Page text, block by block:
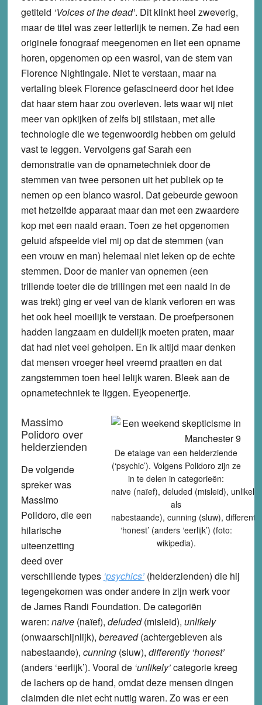
getiteld ‘Voices of the dead’. Dit klinkt heel zweverig,
maar de titel was zeer letterlijk te nemen. Ze had een
originele fonograaf meegenomen en liet een opname
horen, opgenomen op een wasrol, van de stem van
Florence Nightingale. Niet te verstaan, maar na
vertaling bleek Florence gefascineerd door het idee
dat haar stem haar zou overleven. Iets waar wij niet
meer van opkijken of zelfs bij stilstaan, met alle
technologie die we tegenwoordig hebben om geluid
vast te leggen. Vervolgens gaf Sarah een
demonstratie van de opnametechniek door de
stemmen van twee personen uit het publiek op te
nemen op een blanco wasrol. Dat gebeurde gewoon
met hetzelfde apparaat maar dan met een zwaardere
kop met een naald eraan. Toen ze het opgenomen
geluid afspeelde viel mij op dat de stemmen (van
een vrouw en man) helemaal niet leken op de echte
stemmen. Door de manier van opnemen (een
trillende toeter die de trillingen met een naald in de
was trekt) ging er veel van de klank verloren en was
het ook heel moeilijk te verstaan. De proefpersonen
hadden langzaam en duidelijk moeten praten, maar
dat had niet veel geholpen. En ik altijd maar denken
dat mensen vroeger heel vreemd praatten en dat
zangstemmen toen heel lelijk waren. Bleek aan de
opnametechniek te liggen. Eyeopenertje.
De etalage van een helderziende
(‘psychic’). Volgens Polidoro zijn ze
in te delen in categorieën:
naive (naïef), deluded (misleid),
als
nabestaande), cunning (sluw), differently
‘honest’ (anders ‘eerlijk’) (foto:
wikipedia).
Massimo
Polidoro over
helderzienden
De volgende
spreker was
Massimo
Polidoro, die een
hilarische
uiteenzetting
deed over
verschillende types ‘psychics’(helderzienden) die hij
tegengekomen was onder andere in zijn werk voor
de James Randi Foundation. De categoriën
waren: naive(naïef), deluded(misleid), unlikely
(onwaarschijnlijk), bereaved(achtergebleven als
nabestaande), cunning(sluw), differently ‘honest’
(anders ‘eerlijk’). Vooral de ‘unlikely’categorie kreeg
de lachers op de hand, omdat deze mensen dingen
claimden die niet echt nuttig waren. Zo was er een